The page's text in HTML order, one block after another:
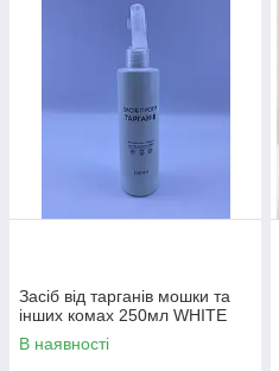
Засіб від тарганів мошки та
інших комах 250мл WHITE
В наявності